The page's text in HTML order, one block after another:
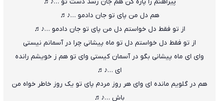
هم دل من پای تو جان دادمو …♪♬
از تو فقط دل خواستم دل من پای تو جان دادمو …♪♬
از تو فقط دل خواستم دل تو ماه پیشانی چرا در آسمانم نیستی
وای ای ماه پیشانی بگو در آسمان کیستی وای تو هم ز خویشم رانده
ای …♪♬
هم در گلویم مانده ای وای هر روز مردم پای تو یک روز خاطر خواه من
باش …♪♬